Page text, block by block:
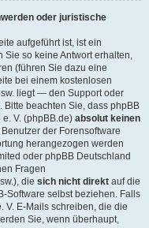
oder juristische
aufgeführt ist, ist ein
Sie so keine Antwort erhalten,
(führen Sie dazu eine
bei einem kostenlosen
liegt — den Support oder
Bitte beachten Sie, dass phpBB
V. (phpBB.de) absolut keinen
der Forensoftware
herangezogen werden
oder phpBB Deutschland
Fragen
die sich nicht direkt auf die
Software selbst beziehen. Falls
V. E-Mails schreiben, die die
Sie, wenn überhaupt,